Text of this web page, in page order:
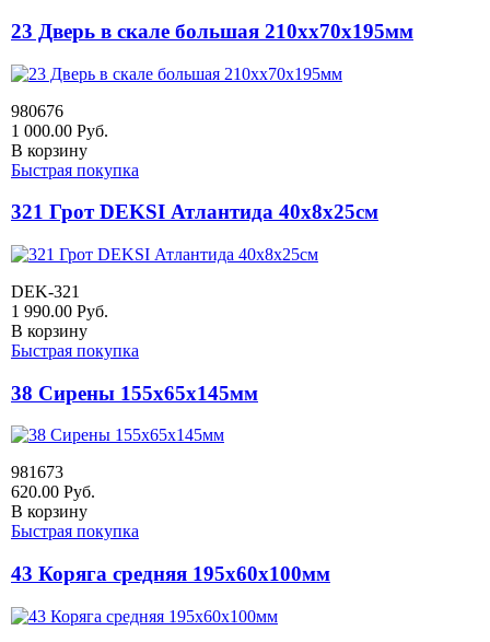
23 Дверь в скале большая 210хх70х195мм
980676
1 000.00 Руб.
В корзину
Быстрая покупка
321 Грот DEKSI Атлантида 40х8х25см
DEK-321
1 990.00 Руб.
В корзину
Быстрая покупка
38 Сирены 155х65х145мм
981673
620.00 Руб.
В корзину
Быстрая покупка
43 Коряга средняя 195х60х100мм